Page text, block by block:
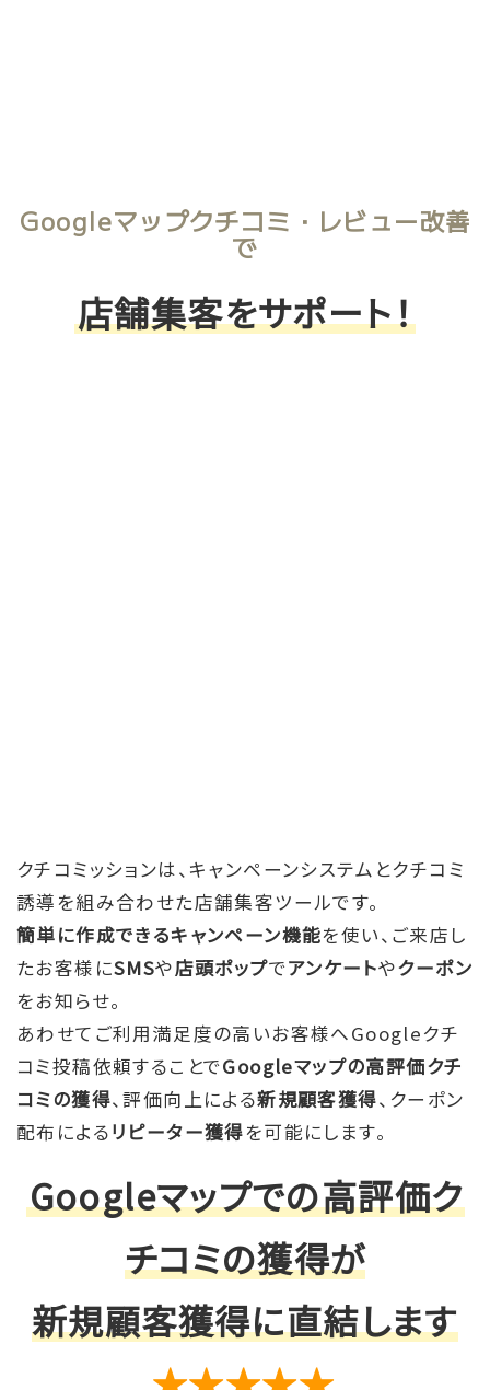
Googleマップクチコミ・レビュー改善
で
店舗集客をサポート！
リピーター獲得
クーポン配布！
クチコミッションは、キャンペーンシステムとクチコミ
誘導を組み合わせた店舗集客ツールです。
簡単に作成できるキャンペーン機能を使い、ご来店し
たお客様にSMSや店頭ポップでアンケートやクーポン
をお知らせ。
あわせてご利用満足度の高いお客様へGoogleクチ
コミ投稿依頼することでGoogleマップの高評価クチ
コミの獲得、評価向上による新規顧客獲得、クーポン
配布によるリピーター獲得を可能にします。
Googleマップでの高評価ク
チコミの獲得が
新規顧客獲得に直結します